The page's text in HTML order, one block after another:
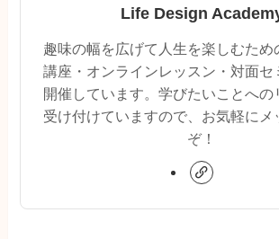
Life Design
趣味の幅を広げて人生を楽しむため
講座・オンラインレッスン・対面セ
開催しています。学びたいことへの
受け付けていますので、お気軽にメ
ぞ！